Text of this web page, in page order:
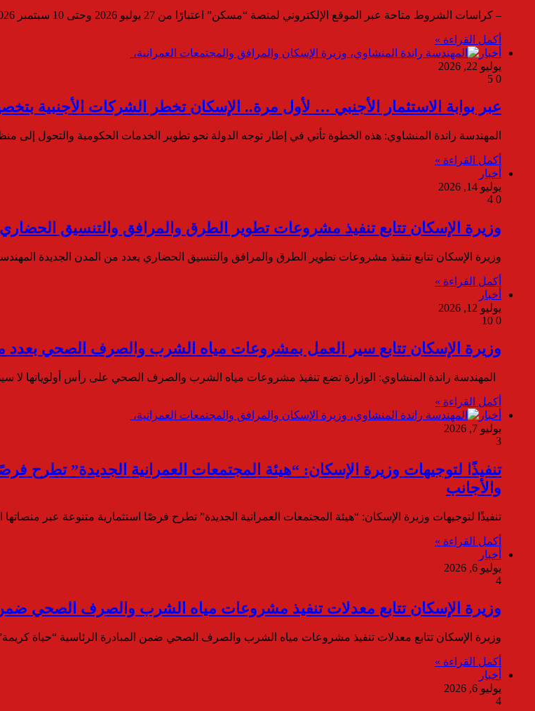
– كراسات الشروط متاحة عبر الموقع الإلكتروني لمنصة “مسكن” اعتبارًا من 27 يوليو 2026 وحتى 10 سبتمبر 2026 – تخصيص…
أكمل القراءة »
أخبار
يوليو 22, 2026
0
عبر بوابة الاستثمار الأجنبي … لأول مرة.. الإسكان تخطر الشركات الأجنبية
المهندسة راندة المنشاوي: هذه الخطوة تأتي في إطار توجه الدولة نحو تطوير الخدمات الحكومية والتحول إلى
أكمل القراءة »
أخبار
يوليو 14, 2026
0
وزيرة الإسكان تتابع تنفيذ مشروعات تطوير الطرق والمرافق والتنسيق
وزيرة الإسكان تتابع تنفيذ مشروعات تطوير الطرق والمرافق والتنسيق الحضاري بعدد من المدن الجديدة
أكمل القراءة »
أخبار
يوليو 12, 2026
0
وزيرة الإسكان تتابع سير العمل بمشروعات مياه الشرب والصرف الصحي
المهندسة راندة المنشاوي: الوزارة تضع تنفيذ مشروعات مياه الشرب والصرف الصحي على رأس أولوياتها لا
أكمل القراءة »
أخبار
يوليو 7, 2026
3
تنفيذًا لتوجيهات وزيرة الإسكان: “هيئة المجتمعات العمرانية الجديدة” تطرح
والأجانب
تنفيذًا لتوجيهات وزيرة الإسكان: “هيئة المجتمعات العمرانية الجديدة” تطرح فرصًا استثمارية متنوعة عبر
أكمل القراءة »
أخبار
يوليو 6, 2026
4
وزيرة الإسكان تتابع معدلات تنفيذ مشروعات مياه الشرب والصرف الصحي ضمن
وزيرة الإسكان تتابع معدلات تنفيذ مشروعات مياه الشرب والصرف الصحي ضمن المبادرة الرئاسية “حياة
أكمل القراءة »
أخبار
يوليو 6, 2026
4